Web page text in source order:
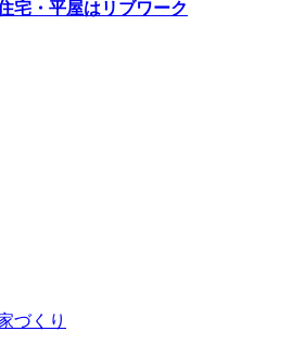
宅・平屋はリブワーク
づくり